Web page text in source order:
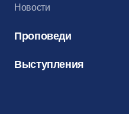
Новости
Проповеди
Выступления